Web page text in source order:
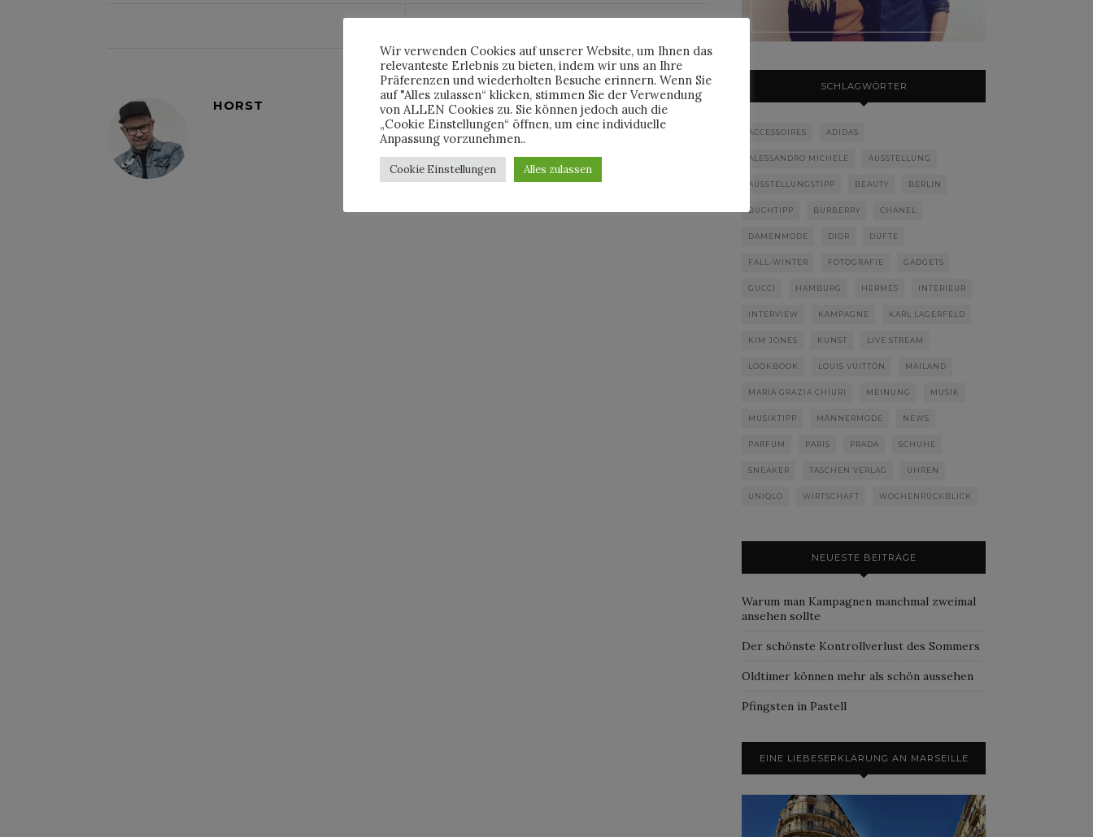
HORST
SCHLAGWÖRTER
ACCESSOIRES ADIDAS
ALESSANDRO MICHELE AUSSTELLUNG
AUSSTELLUNGSTIPP BEAUTY BERLIN
BUCHTIPP BURBERRY CHANEL
DAMENMODE DIOR DÜFTE
FALL-WINTER FOTOGRAFIE GADGETS
GUCCI HAMBURG HERMÈS INTERIEUR
INTERVIEW KAMPAGNE KARL LAGERFELD
KIM JONES KUNST LIVE STREAM
LOOKBOOK LOUIS VUITTON MAILAND
MARIA GRAZIA CHIURI MEINUNG MUSIK
MUSIKTIPP MÄNNERMODE NEWS
PARFUM PARIS PRADA SCHUHE
SNEAKER TASCHEN VERLAG UHREN
UNIQLO WIRTSCHAFT WOCHENRÜCKBLICK
NEUESTE BEITRÄGE
Warum man Kampagnen manchmal zweimal
ansehen sollte
Der schönste Kontrollverlust des Sommers
Oldtimer können mehr als schön aussehen
Pfingsten in Pastell
EINE LIEBESERKLÄRUNG AN MARSEILLE
Wir verwenden Cookies auf unserer Website, um Ihnen das
relevanteste Erlebnis zu bieten, indem wir uns an Ihre
Präferenzen und wiederholten Besuche erinnern. Wenn Sie
auf "Alles zulassen“ klicken, stimmen Sie der Verwendung
von ALLEN Cookies zu. Sie können jedoch auch die
„Cookie Einstellungen“ öffnen, um eine individuelle
Anpassung vorzunehmen..
Cookie Einstellungen Alles zulassen